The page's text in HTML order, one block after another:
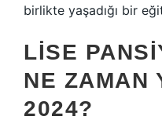
birlikte yaşadığı bir
LISE
NE ZAMAN
2024?